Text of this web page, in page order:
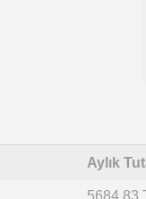
Aylık
5684.83